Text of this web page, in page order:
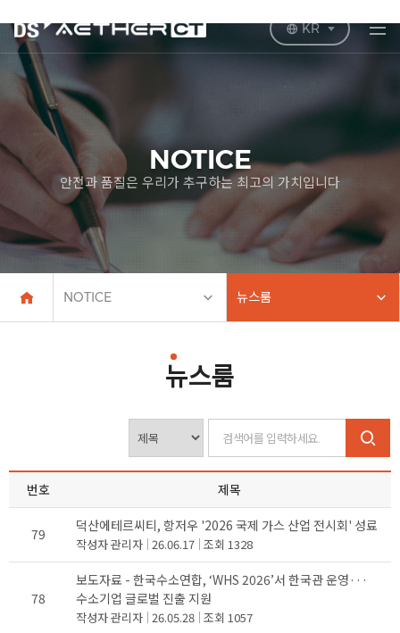
KR
NOTICE
안전과 품질은 우리가 추구하는 최고의 가치입니다
NOTICE 뉴스룸
뉴스룸
번호 제목
79 덕산에테르씨티, 항저우 '2026 국제 가스 산업 전시회' 성료
작성자관리자 26.06.17 조회 1328
78
보도자료 - 한국수소연합, ‘WHS 2026’서 한국관 운영···
수소기업 글로벌 진출 지원
작성자관리자 26.05.28 조회 1057